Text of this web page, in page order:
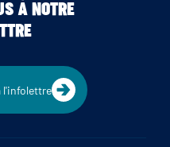
À NOTRE
l'infolettre